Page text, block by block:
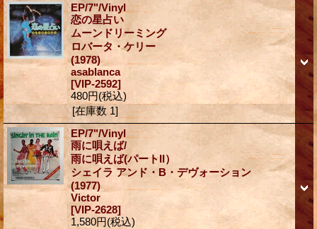
EP/7"/Vinyl
恋の星占い
ムーンドリーミング
ロバータ・ケリー
(1978)
asablanca
[VIP-2592]
480円(税込)
[在庫数 1]
EP/7"/Vinyl
雨に唄えば/
雨に唄えば(パートII）
シェイラ アンド・B・デヴォーション
(1977)
Victor
[VIP-2628]
1,580円(税込)